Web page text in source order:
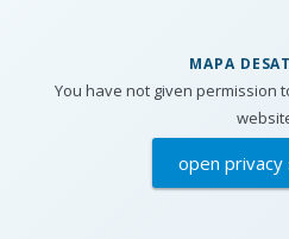
MAPA
You have not given permission
open